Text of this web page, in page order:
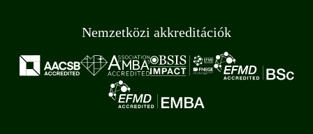
Nemzetközi akkreditációk